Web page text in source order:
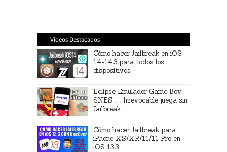
Videos Destacados
Cómo hacer Jailbreak en iOS
14-14.3 para todos los
dispositivos
Eclipse Emulador Game Boy,
SNES … Irrevocable juega sin
Jailbreak
Cómo hacer Jailbreak para
iPhone XS/XR/11/11 Pro en
iOS 13.3